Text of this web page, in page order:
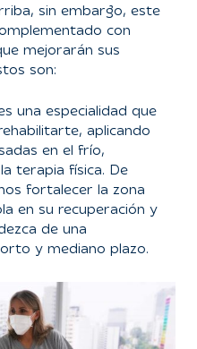
sin embargo, este
con
mejorarán sus
son:
una especialidad que
aplicando
en el frío,
terapia física. De
fortalecer la zona
en su recuperación y
de una
y mediano plazo.